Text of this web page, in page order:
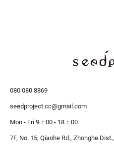
080 080 8869
seedproject.cc@gmail.com
Mon - Fri 9：00 - 18：00
7F, No. 15, Qiaohe Rd., Zhonghe Dist.,